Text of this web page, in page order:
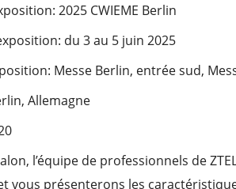
2025 CWIEME Berlin
du 3 au 5 juin 2025
Messe Berlin, entrée sud,
Allemagne
l’équipe de professionnels de
vous présenterons les